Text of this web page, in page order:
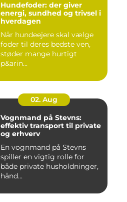
Hundefoder: der giver
energi, sundhed og trivsel i
hverdagen
Når hundeejere skal vælge
foder til deres bedste ven,
støder mange hurtigt
p&arin...
02. Aug
Vognmand på Stevns:
effektiv transport til private
og erhverv
En vognmand på Stevns
spiller en vigtig rolle for
både private husholdninger,
hånd...